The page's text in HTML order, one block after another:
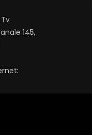
145,